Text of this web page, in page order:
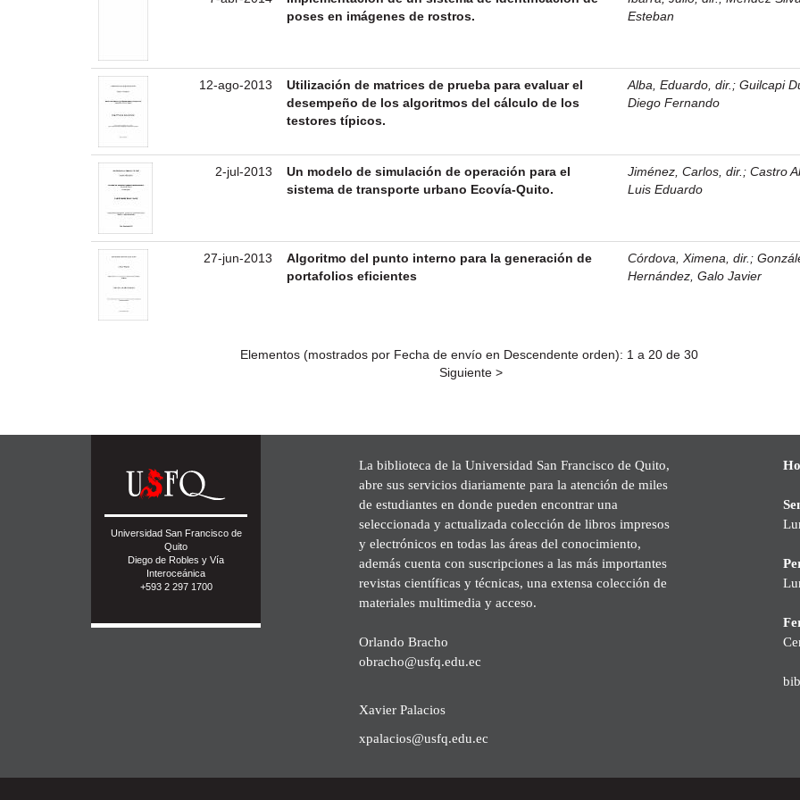
poses en imágenes de rostros.
Esteban
12-ago-2013
Utilización de matrices de prueba para evaluar el
desempeño de los algoritmos del cálculo de los
testores típicos.
Alba, Eduardo, dir. ;Guilcapi
Diego Fernando
2-jul-2013
Un modelo de simulación de operación para el
sistema de transporte urbano Ecovía-Quito.
Jiménez, Carlos, dir. ;Castro
Luis Eduardo
27-jun-2013
Algoritmo del punto interno para la generación de
portafolios eficientes
Córdova, Ximena, dir. ;
Hernández, Galo Javier
Elementos (mostrados por Fecha de envío en Descendente orden): 1 a 20 de 30
Siguiente >
Universidad San Francisco de
Quito
Diego de Robles y Vía
Interoceánica
+593 2 297 1700
La biblioteca de la Universidad San Francisco de Quito,
abre sus servicios diariamente para la atención de miles
de estudiantes en donde pueden encontrar una
seleccionada y actualizada colección de libros impresos
y electrónicos en todas las áreas del conocimiento,
además cuenta con suscripciones a las más importantes
revistas científicas y técnicas, una extensa colección de
materiales multimedia y acceso.
Orlando Bracho
obracho@usfq.edu.ec
Xavier Palacios
xpalacios@usfq.edu.ec